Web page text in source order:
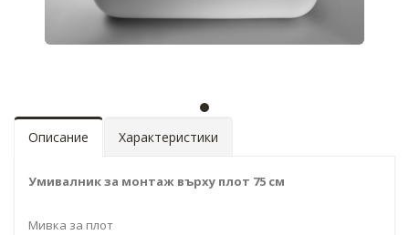
Описание Характеристики
Умивалник за монтаж върху плот 75 см
Мивка за плот